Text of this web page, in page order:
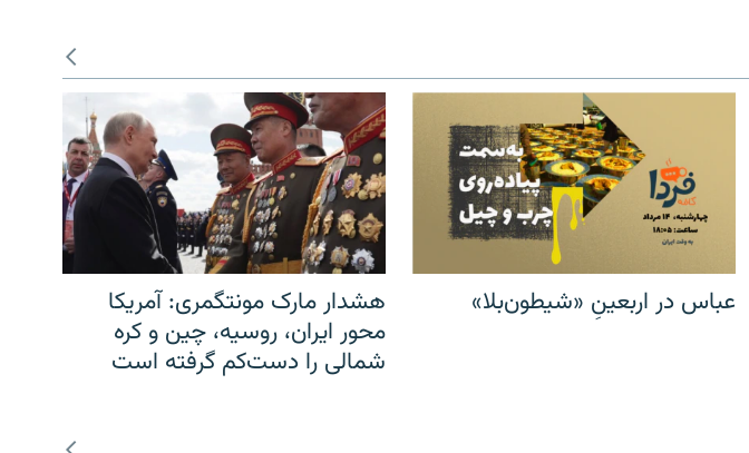
عباس در اربعینِ «شیطون‌بلا»
هشدار مارک مونتگمری: آمریکا
محور ایران، روسیه، چین و کره
شمالی را دست‌کم گرفته است